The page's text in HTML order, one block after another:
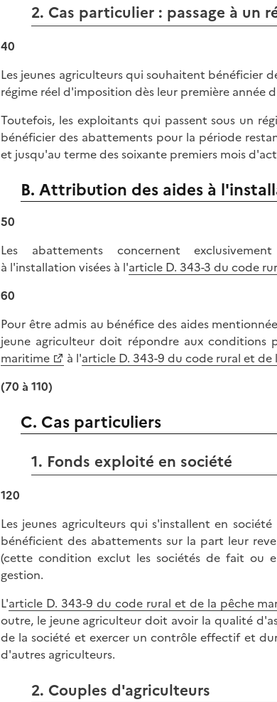
2. Cas particulier : passage à un
40
Les jeunes agriculteurs qui souhaitent bénéficier
régime réel d'imposition dès leur première année
Toutefois, les exploitants qui passent sous un
bénéficier des abattements pour la période
et jusqu'au terme des soixante premiers mois
B. Attribution des aides à
50
Les abattements concernent
à l'installation visées à l'article D. 343-3 du code
60
Pour être admis au bénéfice des aides
jeune agriculteur doit répondre aux conditions
maritime
à l'article D. 343-9 du code rural et
(70 à 110)
C. Cas particuliers
1. Fonds exploité en société
120
Les jeunes agriculteurs qui s'installent en
bénéficient des abattements sur la part leur
(cette condition exclut les sociétés de fait ou
gestion.
L'article D. 343-9 du code rural et de la pêche
outre, le jeune agriculteur doit avoir la qualité
de la société et exercer un contrôle effectif et
d'autres agriculteurs.
2. Couples d'agriculteurs